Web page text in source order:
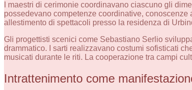
I maestri di cerimonie coordinavano ciascuno gli
possedevano competenze coordinative,
allestimento di spettacoli presso la residenza di
Gli progettisti scenici come Sebastiano Serlio
drammatico. I sarti realizzavano costumi sofisticati
musicati durante le riti. La cooperazione tra campi
Intrattenimento come